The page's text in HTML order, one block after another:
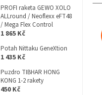
PROFI raketa GEWO XOLO
ALLround / Neoflexx eFT48
/ Mega Flex Control
1 865 Kč
Potah Nittaku GeneXtion
1 435 Kč
Puzdro TIBHAR HONG
KONG 1-2 rakety
450 Kč